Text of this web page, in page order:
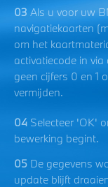
03 Als u voor uw
navigatiekaarten
om het
activatiecode in via
geen cijfers 0 en 1
vermijden.
04 Selecteer 'OK'
bewerking begint.
05 De gegevens
update blijft